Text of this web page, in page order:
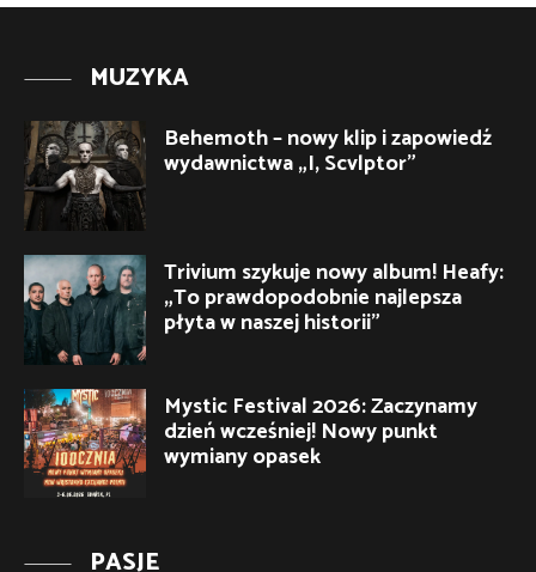
MUZYKA
Behemoth – nowy klip i zapowiedź
wydawnictwa „I, Scvlptor”
Trivium szykuje nowy album! Heafy:
„To prawdopodobnie najlepsza
płyta w naszej historii”
Mystic Festival 2026: Zaczynamy
dzień wcześniej! Nowy punkt
wymiany opasek
PASJE